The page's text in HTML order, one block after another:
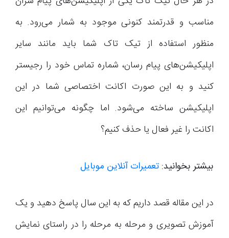
مناسب و قدرتمند کنونی موجود به شمار می‌رود. به
منظور استفاده از تیک تاک شما باید مانند سایر
اپلیکیشن‌های پیام رسان، شماره تماس خود را رجیستر
کنید و به این صورت اکانت اختصاصی شما در این
اپلیکیشن ساخته می‌شود. اما چگونه می‌توانیم این
اکانت را غیر فعال یا حذف کنیم؟
بیشتر بخوانید: تعمیرات آنلاین موبایل
در این مقاله قصد داریم که به این سال پاسخ دهید و یک
آموزش تصویری و مرحله به مرحله را در راستای نمایش